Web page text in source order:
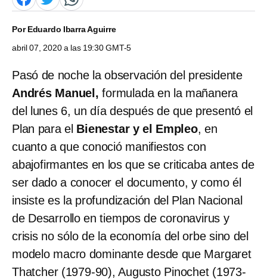
PorEduardo Ibarra Aguirre
abril 07, 2020 a las 19:30 GMT-5
Pasó de noche la observación del presidente
Andrés Manuel, formulada en la mañanera
del lunes 6, un día después de que presentó el
Plan para el Bienestar y el Empleo, en
cuanto a que conoció manifiestos con
abajofirmantes en los que se criticaba antes de
ser dado a conocer el documento, y como él
insiste es la profundización del Plan Nacional
de Desarrollo en tiempos de coronavirus y
crisis no sólo de la economía del orbe sino del
modelo macro dominante desde que Margaret
Thatcher (1979-90), Augusto Pinochet (1973-